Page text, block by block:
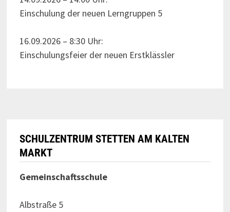
Einschulung der neuen Lerngruppen 5
16.09.2026 – 8:30 Uhr:
Einschulungsfeier der neuen Erstklässler
SCHULZENTRUM STETTEN AM KALTEN
MARKT
Gemeinschaftsschule
Albstraße 5